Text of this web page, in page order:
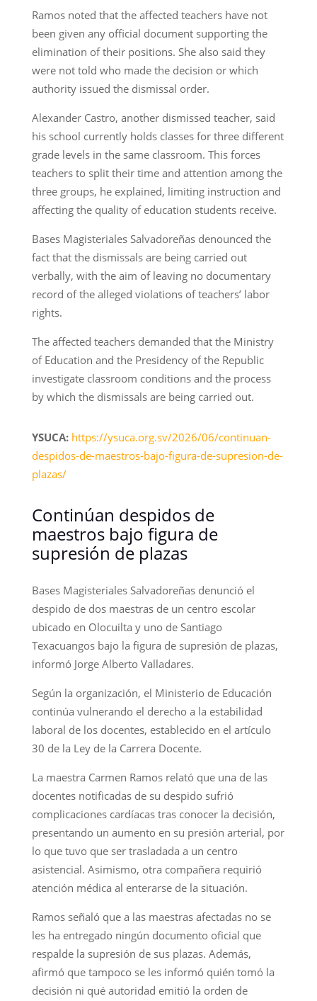
Ramos noted that the affected teachers have not
been given any official document supporting the
elimination of their positions. She also said they
were not told who made the decision or which
authority issued the dismissal order.
Alexander Castro, another dismissed teacher, said
his school currently holds classes for three different
grade levels in the same classroom. This forces
teachers to split their time and attention among the
three groups, he explained, limiting instruction and
affecting the quality of education students receive.
Bases Magisteriales Salvadoreñas denounced the
fact that the dismissals are being carried out
verbally, with the aim of leaving no documentary
record of the alleged violations of teachers’ labor
rights.
The affected teachers demanded that the Ministry
of Education and the Presidency of the Republic
investigate classroom conditions and the process
by which the dismissals are being carried out.
YSUCA: https://ysuca.org.sv/2026/06/continuan-
despidos-de-maestros-bajo-figura-de-supresion-de-
plazas/
Continúan despidos de
maestros bajo figura de
supresión de plazas
Bases Magisteriales Salvadoreñas denunció el
despido de dos maestras de un centro escolar
ubicado en Olocuilta y uno de Santiago
Texacuangos bajo la figura de supresión de plazas,
informó Jorge Alberto Valladares.
Según la organización, el Ministerio de Educación
continúa vulnerando el derecho a la estabilidad
laboral de los docentes, establecido en el artículo
30 de la Ley de la Carrera Docente.
La maestra Carmen Ramos relató que una de las
docentes notificadas de su despido sufrió
complicaciones cardíacas tras conocer la decisión,
presentando un aumento en su presión arterial, por
lo que tuvo que ser trasladada a un centro
asistencial. Asimismo, otra compañera requirió
atención médica al enterarse de la situación.
Ramos señaló que a las maestras afectadas no se
les ha entregado ningún documento oficial que
respalde la supresión de sus plazas. Además,
afirmó que tampoco se les informó quién tomó la
decisión ni qué autoridad emitió la orden de